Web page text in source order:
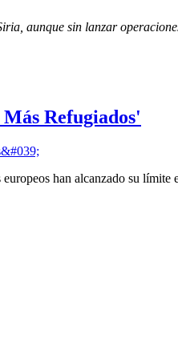
aunque sin lanzar
Refugiados'
han alcanzado su